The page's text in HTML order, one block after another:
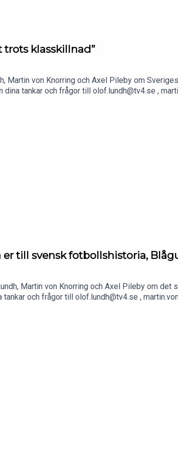
trots klasskillnad”
Martin von Knorring och Axel Pileby om
tankar och frågor till olof.lundh@tv4.se ,
till svensk fotbollshistoria,
Martin von Knorring och Axel Pileby om
och frågor till olof.lundh@tv4.se ,